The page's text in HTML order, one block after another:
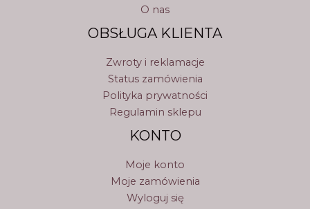
O nas
OBSŁUGA KLIENTA
Zwroty i reklamacje
Status zamówienia
Polityka prywatności
Regulamin sklepu
KONTO
Moje konto
Moje zamówienia
Wyloguj się